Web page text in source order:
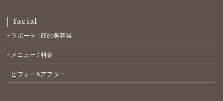
facial
ラボーテ | 顔の美容鍼
メニュー / 料金
ビフォー&アフター